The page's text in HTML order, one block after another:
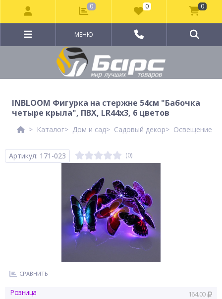
МЕНЮ
INBLOOM Фигурка на стержне 54см "Бабочка
четыре крыла", ПВХ, LR44x3, 6 цветов
Каталог Дом и сад Садовый декор Освещение
Артикул: 171-023 (0)
СРАВНИТЬ
Розница 164.00
0 0 0